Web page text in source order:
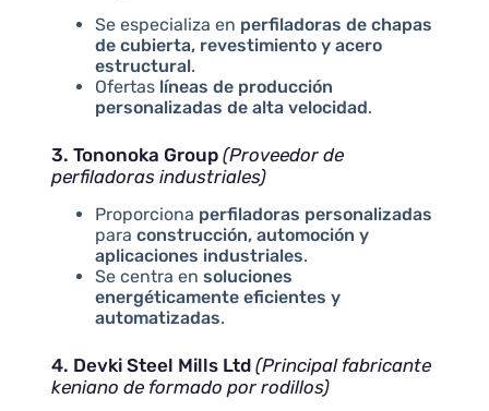
Se especializa en perfiladoras de chapas
de cubierta, revestimiento y acero
estructural.
Ofertas líneas de producción
personalizadas de alta velocidad.
3. Tononoka Group (Proveedor de
perfiladoras industriales)
Proporciona perfiladoras personalizadas
para construcción, automoción y
aplicaciones industriales.
Se centra en soluciones
energéticamente eficientes y
automatizadas.
4. Devki Steel Mills Ltd (Principal fabricante
keniano de formado por rodillos)